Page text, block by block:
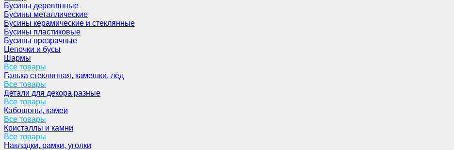
Бусины деревянные
Бусины металлические
Бусины керамические и стеклянные
Бусины пластиковые
Бусины прозрачные
Цепочки и бусы
Шармы
Все товары
Галька стеклянная, камешки, лёд
Все товары
Детали для декора разные
Все товары
Кабошоны, камеи
Все товары
Кристаллы и камни
Все товары
Накладки, рамки, уголки